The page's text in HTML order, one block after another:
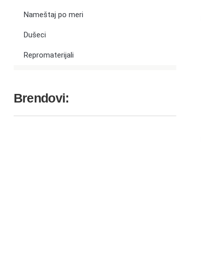
Nameštaj po meri
Dušeci
Repromaterijali
Brendovi: